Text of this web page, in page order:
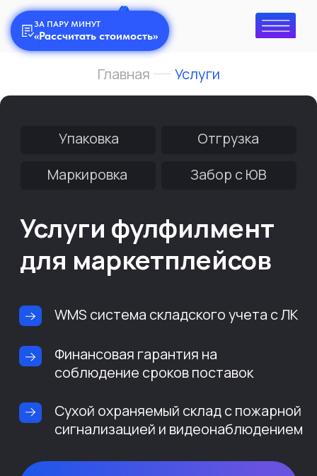
ЗА ПАРУ МИНУТ
«Рассчитать стоимость»
Главная Услуги
Упаковка
для маркетплейсов
Отгрузка
WMS система складского учета с ЛК
Финансовая гарантия на
соблюдение сроков поставок
сигнализацией и видеонаблюдением
Рассчитать стоимость